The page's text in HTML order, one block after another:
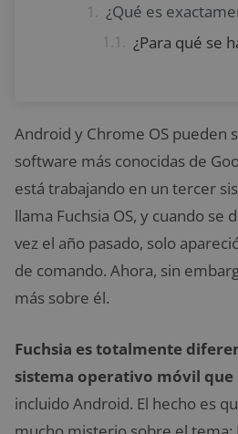
¿Qué es
Android y Chrome OS pueden
software más conocidas de
está trabajando en un tercer
llama Fuchsia OS, y cuando
vez el año pasado, solo
de comando. Ahora, sin
más sobre él.
Fuchsia es totalmente
sistema operativo móvil que
incluido Android. El hecho es